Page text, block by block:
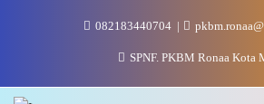
082183440704
SPNF. PKBM Ronaa Kota